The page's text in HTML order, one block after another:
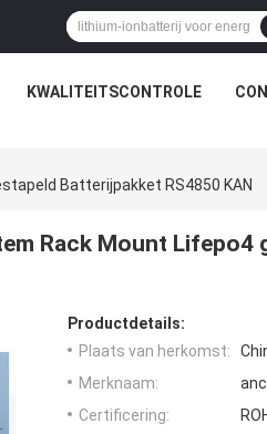
KWALITEITSCONTROLE
Batterijpakket RS4850 KAN
Rack Mount Lifepo4
Productdetails:
Plaats van herkomst:
Merknaam:
Certificering: